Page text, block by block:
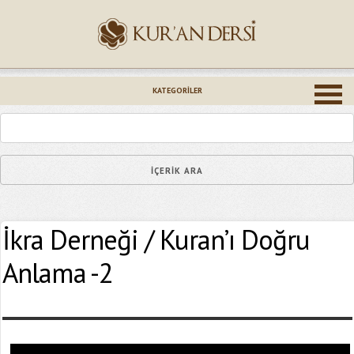
KATEGORILER
İkra Derneği / Kuran’ı Doğru
Anlama -2
Epostanız (*)
Yaşadığınız Hatanın Ayrıntıları